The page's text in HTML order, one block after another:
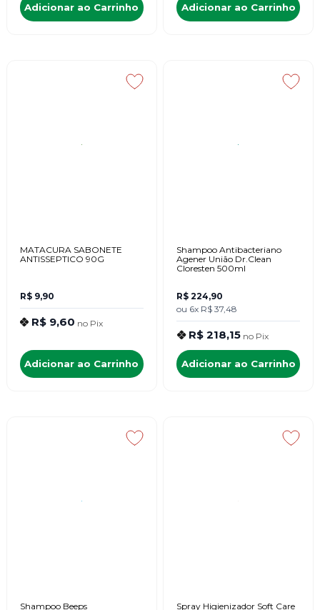
Adicionar ao Carrinho Adicionar ao Carrinho
MATACURA SABONETE
ANTISSEPTICO 90G
R$ 9,90
R$ 9,60 no Pix
Adicionar ao Carrinho
Shampoo Antibacteriano
Agener União Dr.Clean
Cloresten 500ml
R$ 224,90
ou 6x R$ 37,48
R$ 218,15 no Pix
Adicionar ao Carrinho
Shampoo Beeps
Spray Higienizador Soft Care